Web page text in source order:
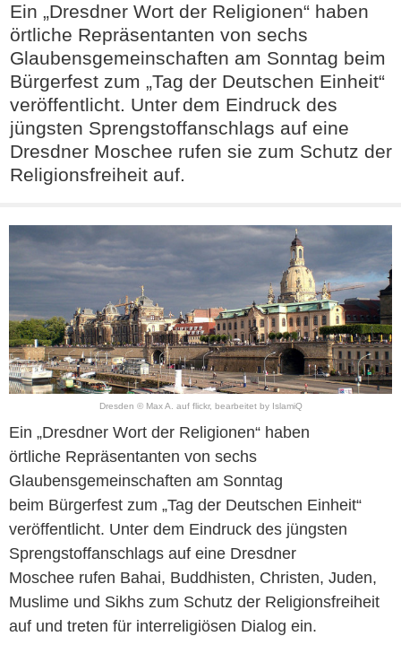
DEBATTE
Ein „Dresdner Wort der Religionen“ haben
örtliche Repräsentanten von sechs
Glaubensgemeinschaften am Sonntag beim
Bürgerfest zum „Tag der Deutschen Einheit“
veröffentlicht. Unter dem Eindruck des
jüngsten Sprengstoffanschlags auf eine
Dresdner Moschee rufen sie zum Schutz der
Religionsfreiheit auf.
Dresden © Max A. auf flickr, bearbeitet by IslamiQ
Ein „Dresdner Wort der Religionen“ haben
örtliche Repräsentanten von sechs
Glaubensgemeinschaften am Sonntag
beim Bürgerfest zum „Tag der Deutschen Einheit“
veröffentlicht. Unter dem Eindruck des jüngsten
Sprengstoffanschlags auf eine Dresdner
Moschee rufen Bahai, Buddhisten, Christen, Juden,
Muslime und Sikhs zum Schutz der Religionsfreiheit
auf und treten für interreligiösen Dialog ein.